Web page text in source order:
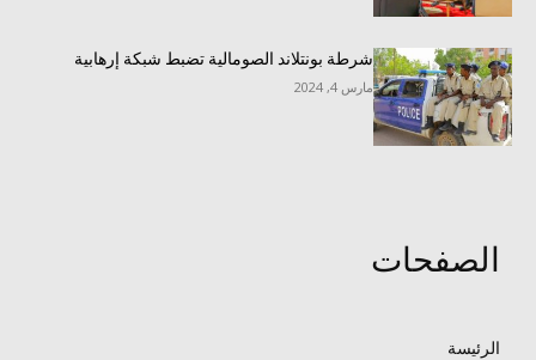
شرطة بونتلاند الصومالية تضبط شبكة إرهابية
مارس 4, 2024
الصفحات
الرئيسة